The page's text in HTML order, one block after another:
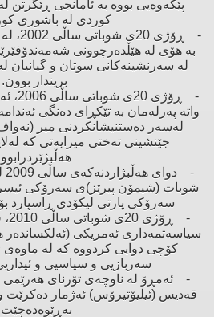
پێكەوەیی بووە بە ئامانجی ڕێگرتن
كوردی لە باشوری
- ڕۆژی
بریندار بوون.
-
واتە پەرلەمان بە تێكڕای دەنگی
لەسەر دەستنیشانكردنی میر
جێنشینی تەختی میرایەتی كە
شوبات (شیمۆن پیرێز)ی سەرۆكی
سەرۆكی پارتی لیكۆدی ڕاسپارد
-
كۆچی دوایی كردووە كە لە ماوەی
سەربازیی ‌و سیاسیی ‌و
- ئەمڕۆ لە ناوچەی تۆرنای هەرێمی
قەدیس (ئیلیۆتیرۆس) ئەژمار دەكرێت